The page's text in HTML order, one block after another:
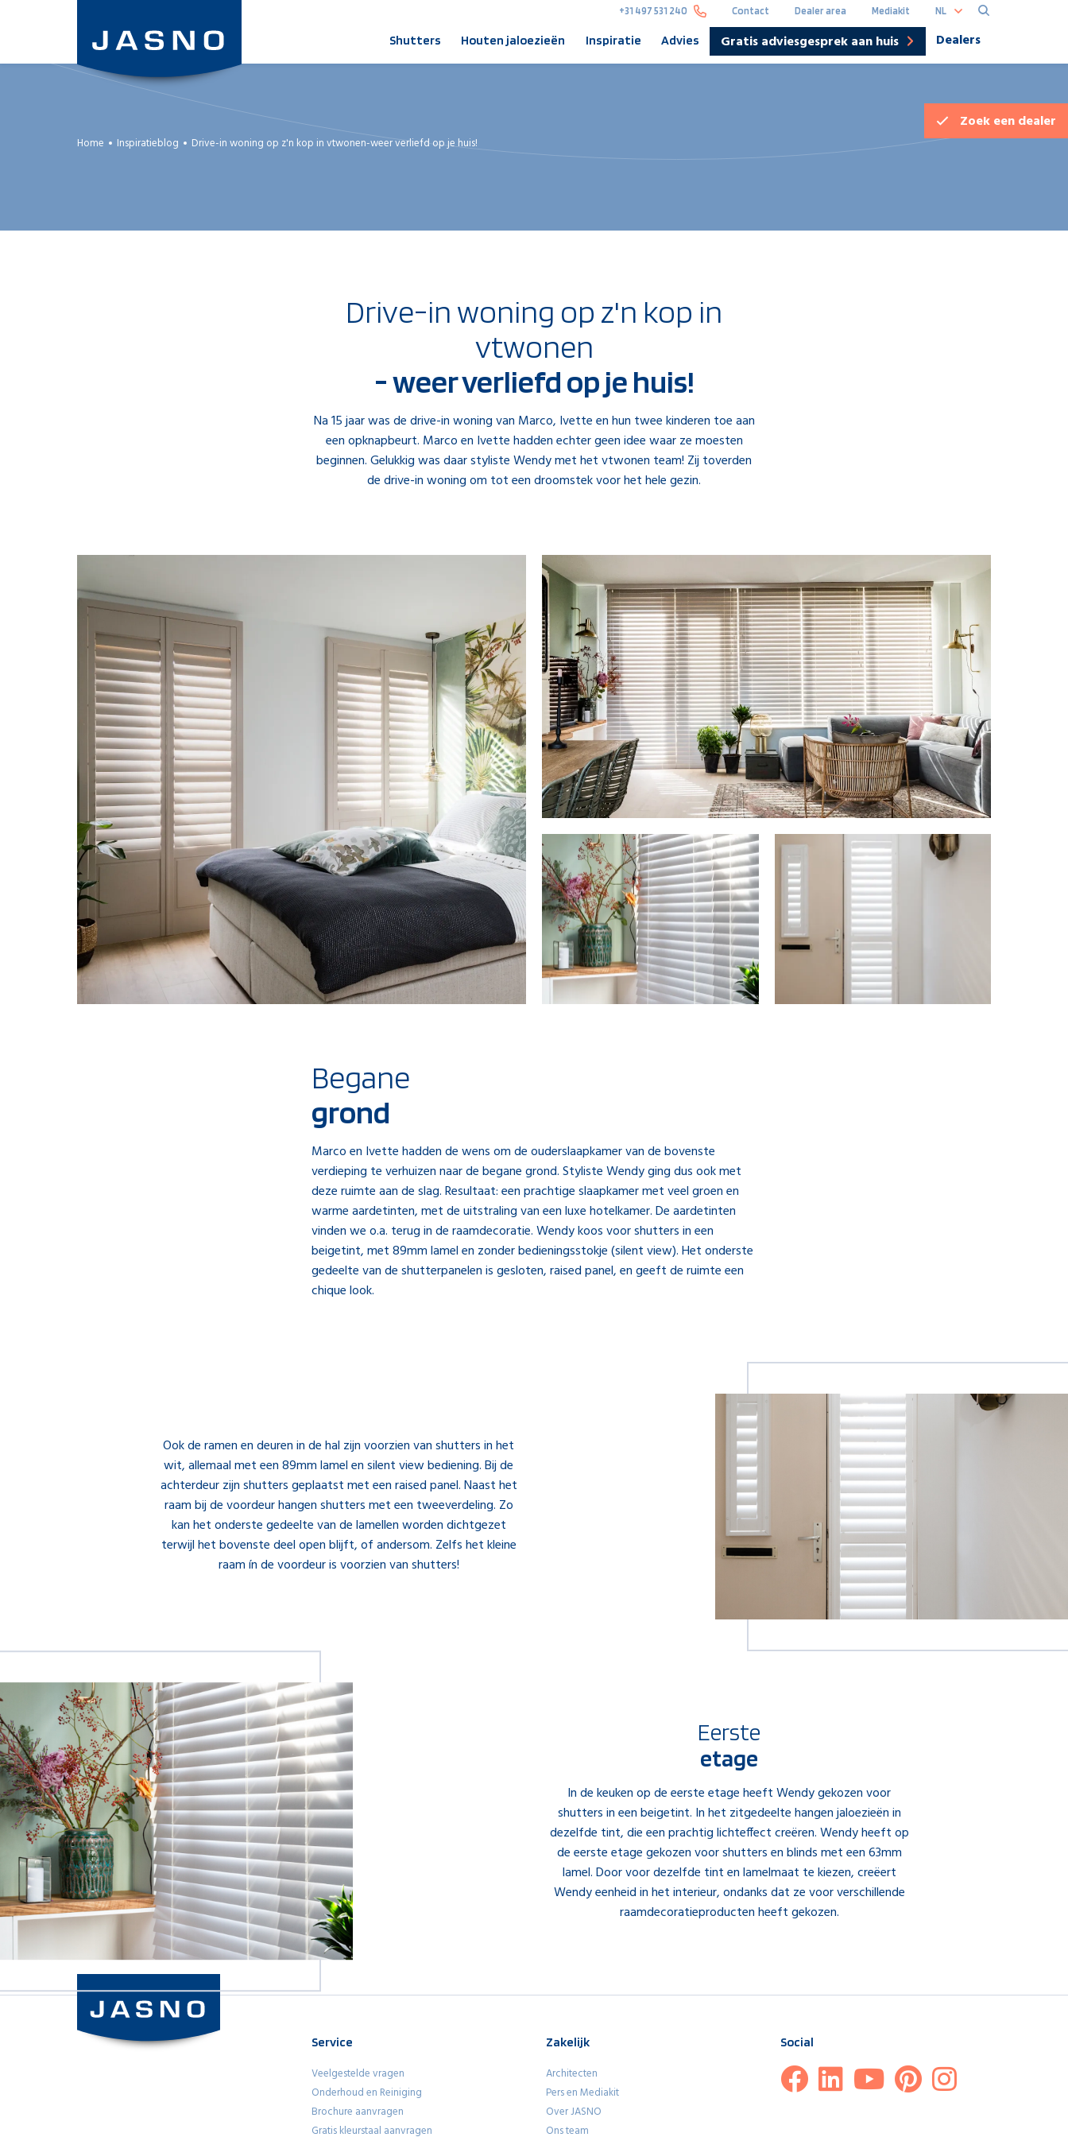
de
Zoek eendealer
+31 497 531 240 Contact Dealer area Mediakit NL
Shutters Houten jaloezieën Inspiratie Advies Gratis adviesgesprek aan huis Dealers
Home Inspiratieblog Drive-in woning op z'n kop in vtwonen-weer verliefd op je huis!
Drive-in woning op z'n kop in
vtwonen
- weer verliefd op je huis!
Na 15 jaar was de drive-in woning van Marco, Ivette en hun twee kinderen toe aan
een opknapbeurt. Marco en Ivette hadden echter geen idee waar ze moesten
beginnen. Gelukkig was daar styliste Wendy met het vtwonen team! Zij toverden
de drive-in woning om tot een droomstek voor het hele gezin.
Begane
grond
Marco en Ivette hadden de wens om de ouderslaapkamer van de bovenste
verdieping te verhuizen naar de begane grond. Styliste Wendy ging dus ook met
deze ruimte aan de slag. Resultaat: een prachtige slaapkamer met veel groen en
warme aardetinten, met de uitstraling van een luxe hotelkamer. De aardetinten
vinden we o.a. terug in de raamdecoratie. Wendy koos voor shutters in een
beigetint, met 89mm lamel en zonder bedieningsstokje (silent view). Het onderste
gedeelte van de shutterpanelen is gesloten, raised panel, en geeft de ruimte een
chique look.
Ook de ramen en deuren in de hal zijn voorzien van shutters in het
wit, allemaal met een 89mm lamel en silent view bediening. Bij de
achterdeur zijn shutters geplaatst met een raised panel. Naast het
raam bij de voordeur hangen shutters met een tweeverdeling. Zo
kan het onderste gedeelte van de lamellen worden dichtgezet
terwijl het bovenste deel open blijft, of andersom. Zelfs het kleine
raam ín de voordeur is voorzien van shutters!
Eerste
etage
In de keuken op de eerste etage heeft Wendy gekozen voor
shutters in een beigetint. In het zitgedeelte hangen jaloezieën in
dezelfde tint, die een prachtig lichteffect creëren. Wendy heeft op
de eerste etage gekozen voor shutters en blinds met een 63mm
lamel. Door voor dezelfde tint en lamelmaat te kiezen, creëert
Wendy eenheid in het interieur, ondanks dat ze voor verschillende
raamdecoratieproducten heeft gekozen.
Service
Veelgestelde vragen
Onderhoud en Reiniging
Brochure aanvragen
Gratis kleurstaal aanvragen
Zakelijk
Architecten
Pers en Mediakit
Over JASNO
Ons team
Social